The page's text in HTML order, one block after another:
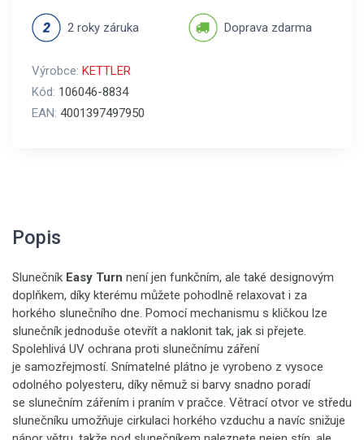
2 roky záruka Doprava zdarma
Výrobce: KETTLER
Kód: 106046-8834
EAN: 4001397497950
Popis
Slunečník Easy Turn není jen funkčním, ale také designovým
doplňkem, díky kterému můžete pohodlně relaxovat i za
horkého slunečního dne. Pomocí mechanismu s kličkou lze
slunečník jednoduše otevřít a naklonit tak, jak si přejete.
Spolehlivá UV ochrana proti slunečnímu záření
je samozřejmostí. Snímatelné plátno je vyrobeno z vysoce
odolného polyesteru, díky němuž si barvy snadno poradí
se slunečním zářením i praním v pračce. Větrací otvor ve středu
slunečníku umožňuje cirkulaci horkého vzduchu a navíc snižuje